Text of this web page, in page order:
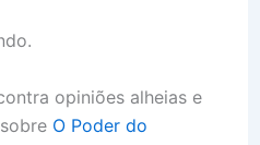
opiniões alheias e
O Poder do